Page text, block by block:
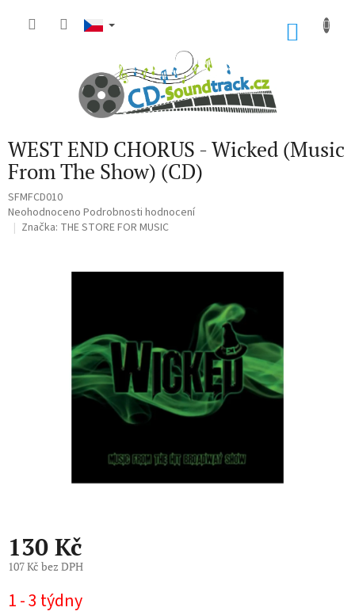
WEST END CHORUS - Wicked (Music
From The Show) (CD)
SFMFCD010
Průměrné
hodnocení
Neohodnoceno Podrobnosti hodnocení
Značka: THE STORE FOR MUSIC
130 Kč
107 Kč bez DPH
cena:
1 - 3 týdny